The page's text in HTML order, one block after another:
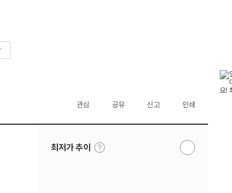
관심 공유 신고 인쇄
최저가 추이
툴
팁
알